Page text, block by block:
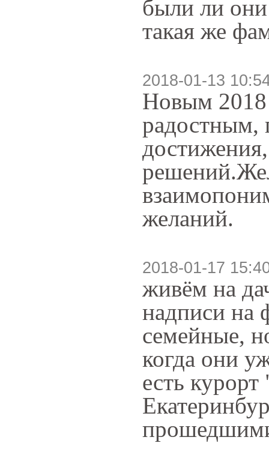
были ли они
такая же
2018-01-13
Новым 2018
радостным,
желаний.
2018-01-17
живём на
надписи на
семейные,
когда они
есть